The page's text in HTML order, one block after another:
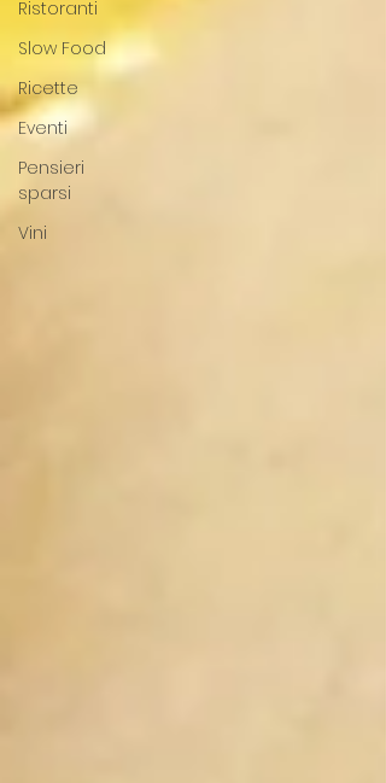
Ristoranti
Slow Food
Ricette
Eventi
Pensieri
sparsi
Vini